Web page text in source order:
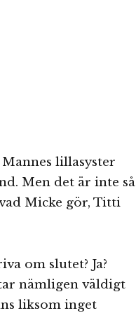
Mannes lillasyster
Men det är inte så
Micke gör, Titti
om slutet? Ja?
nämligen väldigt
liksom inget